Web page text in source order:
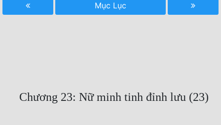
Free
Truyện Nhập Môn
Mục Lục